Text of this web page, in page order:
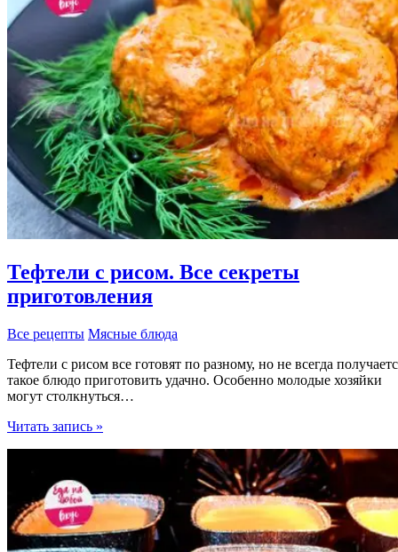
плов
в
Тефтели с рисом. Все секреты
приготовления
Все рецепты Мясные блюда
Тефтели с рисом все готовят по разному, но не всегда
такое блюдо приготовить удачно. Особенно молодые хозяйки
могут столкнуться…
Тефтели
секреты
приготовления
Читать запись »